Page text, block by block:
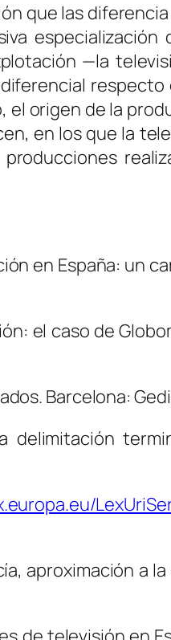
que las
especialización
—la
respecto
el origen de la
en los que la
en España: un
el caso de
. Barcelona:
delimitación
aproximación a